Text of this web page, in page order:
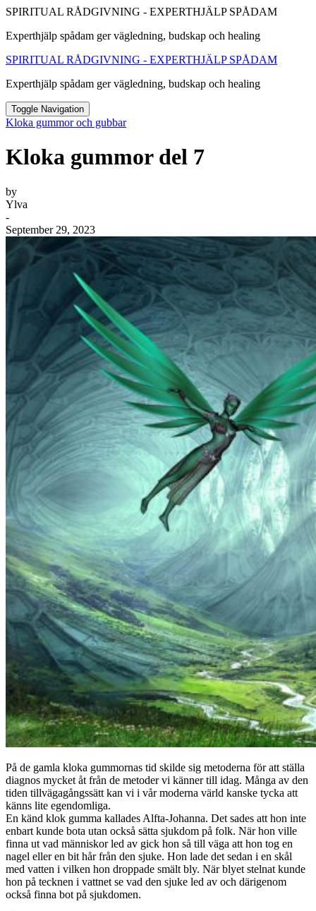
SPIRITUAL RÅDGIVNING - EXPERTHJÄLP SPÅDAM
Experthjälp spådam ger vägledning, budskap och healing
SPIRITUAL RÅDGIVNING - EXPERTHJÄLP SPÅDAM
Experthjälp spådam ger vägledning, budskap och healing
Toggle Navigation
Kloka gummor och gubbar
Kloka gummor del 7
by
Ylva
-
September 29, 2023
På de gamla kloka gummornas tid skilde sig metoderna för att ställa
diagnos mycket åt från de metoder vi känner till idag. Många av den
tiden tillvägagångssätt kan vi i vår moderna värld kanske tycka att
känns lite egendomliga.
En känd klok gumma kallades Alfta-Johanna. Det sades att hon inte
enbart kunde bota utan också sätta sjukdom på folk. När hon ville
finna ut vad människor led av gick hon så till väga att hon tog en
nagel eller en bit hår från den sjuke. Hon lade det sedan i en skål
med vatten i vilken hon droppade smält bly. När blyet stelnat kunde
hon på tecknen i vattnet se vad den sjuke led av och därigenom
också finna bot på sjukdomen.